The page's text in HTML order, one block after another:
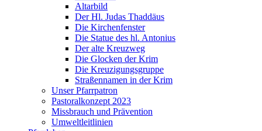
Altarbild
Der Hl. Judas Thaddäus
Die Kirchenfenster
Die Statue des hl. Antonius
Der alte Kreuzweg
Die Glocken der Krim
Die Kreuzigungsgruppe
Straßennamen in der Krim
Unser Pfarrpatron
Pastoralkonzept 2023
Missbrauch und Prävention
Umweltleitlinien